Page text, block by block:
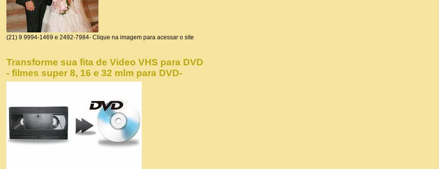
(21) 9 9994-1469 e 2492-7984- Clique na imagem para acessar o site
Transforme sua fita de Video VHS para DVD
- filmes super 8, 16 e 32 mlm para DVD-